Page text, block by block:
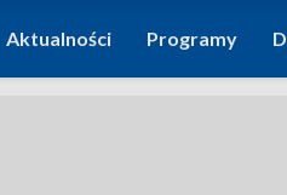
Aktualności Programy